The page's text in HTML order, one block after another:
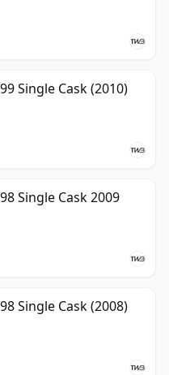
Single Cask (2010)
Single Cask 2009
Single Cask (2008)